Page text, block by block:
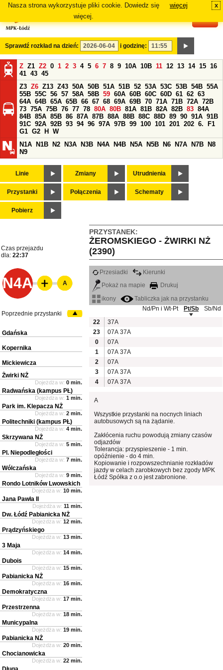
Nasza strona wykorzystuje pliki cookie. Dowiedz się
więcej.
więcej x
Sprawdź rozkład na dzień: i godzinę:
Z Z1 Z2 0 1 2 3 4 5 6 7 8 9 10A 10B 11 12 13 14 15 16
41 43 45
Z3 Z6 Z13 Z43 50A 50B 51A 51B 52 53A 53C 53B 54B 55A
55B 55C 56 57 58A 58B 59 60A 60B 60C 60D 61 62 63
64A 64B 65A 65B 66 67 68 69A 69B 70 71A 71B 72A 72B
73 75A 75B 76 77 78 80A 80B 81A 81B 82A 82B 83 84A
84B 85A 85B 86 87A 87B 88A 88B 88C 88D 89 90 91A 91B
91C 92A 92B 93 94 96 97A 97B 99 100 101 201 202 6.
F1
G1 G2 H
W
N1A
N1B N2 N3A N3B N4A N4B N5A N5B N6 N7A N7B
N8
N9
Linie Zmiany Utrudnienia
Przystanki Połączenia Schematy
Pobierz
PRZYSTANEK:
ŻEROMSKIEGO - ŻWIRKI NŻ
(2390)
Czas przejazdu
dla: 22:37
N4A
Przesiadki
Kierunki
Pokaż na mapie
Drukuj
ikony
Tabliczka jak na przystanku
Nd/Pn i Wt-Pt
Pt/Sb
Sb/Nd
22
37A
23
07A 37A
0
07A
1
07A 37A
2
07A
3
07A 37A
4
07A 37A
A
Wszystkie przystanki na nocnych liniach
autobusowych są na żądanie.
Zakłócenia ruchu powodują zmiany czasów
odjazdów
Tolerancja: przyspieszenie - 1 min.
opóźnienie - do 4 min.
Kopiowanie i rozpowszechnianie rozkładów
jazdy w celach zarobkowych bez zgody MPK
Łódź Spółka z o.o jest zabronione.
A
Poprzednie przystanki
Gdańska
Kopernika
Mickiewicza
Żwirki NŻ
Dojeżdża w: 0 min.
Radwańska (kampus PŁ)
Dojeżdża w: 1 min.
Park im. Klepacza NŻ
Dojeżdża w: 2 min.
Politechniki (kampus PŁ)
Dojeżdża w: 4 min.
Skrzywana NŻ
Dojeżdża w: 5 min.
Pl. Niepodległości
Dojeżdża w: 7 min.
Wólczańska
Dojeżdża w: 9 min.
Rondo Lotników Lwowskich
Dojeżdża w: 10 min.
Jana Pawła II
Dojeżdża w: 11 min.
Dw. Łódź Pabianicka NŻ
Dojeżdża w: 12 min.
Prądzyńskiego
Dojeżdża w: 13 min.
3 Maja
Dojeżdża w: 14 min.
Dubois
Dojeżdża w: 15 min.
Pabianicka NŻ
Dojeżdża w: 16 min.
Demokratyczna
Dojeżdża w: 17 min.
Przestrzenna
Dojeżdża w: 18 min.
Municypalna
Dojeżdża w: 19 min.
Pabianicka NŻ
Dojeżdża w: 20 min.
Chocianowicka
Dojeżdża w: 22 min.